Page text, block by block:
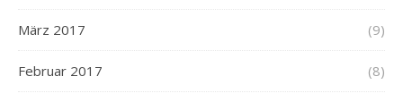
März 2017 (9)
Februar 2017 (8)